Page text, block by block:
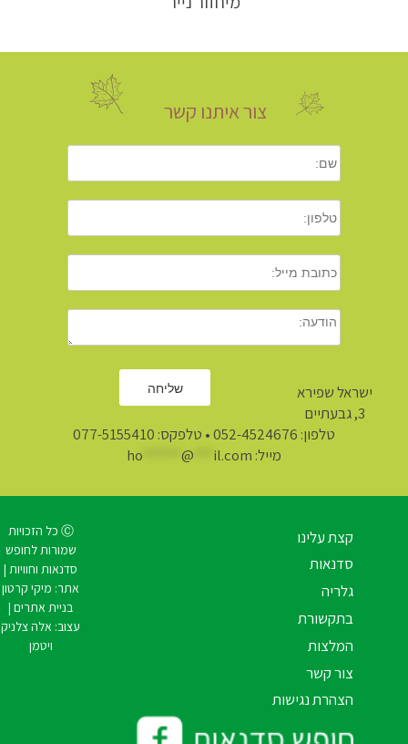
צור איתנו קשר
ישראל שפירא
3, גבעתיים
טלפון: 052-4524676• טלפקס: 077-5155410
מייל:
ho @ il.com
קצת עלינו
סדנאות
גלריה
בתקשורת
המלצות
צור קשר
הצהרת נגישות
Ⓒ כל הזכויות
שמורות לחופש
סדנאות וחוויות |
אתר: מיקי קרטון
בניית אתרים |
עצוב: אלה צלניק
ויטמן